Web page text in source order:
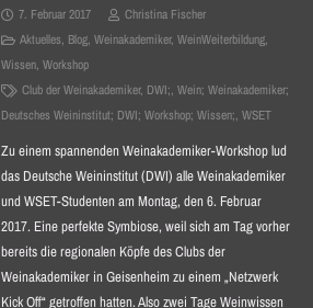
7. Februar 2017
Christina Fischer
Aktuelles, Blog,Weinakademiker,WeinWeiterbildung,
Wissen, Workshop
Club der Weinakademiker, DWI;,Wein; Weinakademiker;
Deutsches Weininstitut; DWI; Workshop; Wissen;, WSET
Zu einem spannenden Weinakademiker-Workshop lud
das Deutsche Weininstitut (DWI) alle Weinakademiker
und WSET-Studenten am Montag, den 6. Februar
2017. Eine perfekte Symbiose, weil sich am Tag vorher
bereits die regionalen Köpfe des Clubs der
Weinakademiker in Geisenheim zu einem „Netzwerk
Kick Off“ getroffen hatten. Also zwei Tage Weinwissen